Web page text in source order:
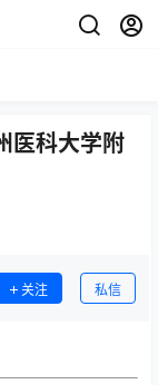
医科大学附
关注 私信